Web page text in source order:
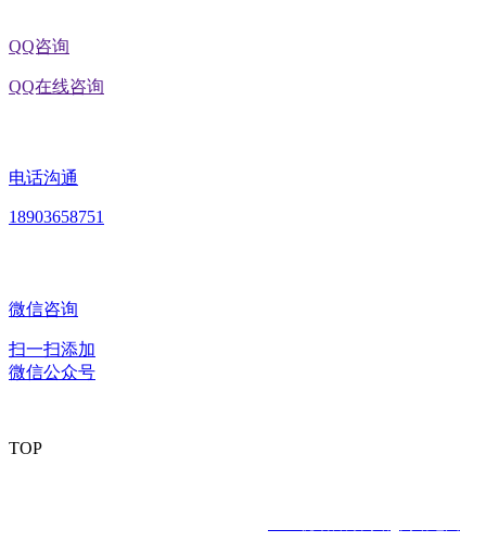
QQ咨询
QQ在线咨询
电话沟通
18903658751
微信咨询
扫一扫添加
微信公众号
TOP